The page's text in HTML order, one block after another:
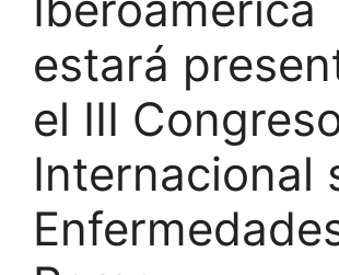
estará
el III
Internacional